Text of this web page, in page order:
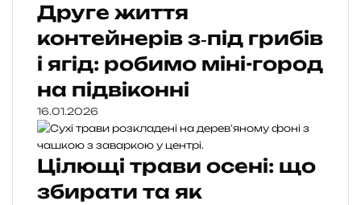
Друге життя
контейнерів з‑під грибів
і ягід: робимо міні-город
на підвіконні
16.01.2026
Цілющі трави осені: що
збирати та як